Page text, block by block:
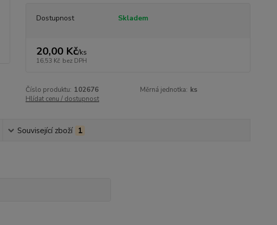
Dostupnost Skladem
20,00 Kč/ks
16,53 Kč bez DPH
Číslo produktu: 102676 Měrná jednotka: ks
Hlídat cenu / dostupnost
Související zboží 1